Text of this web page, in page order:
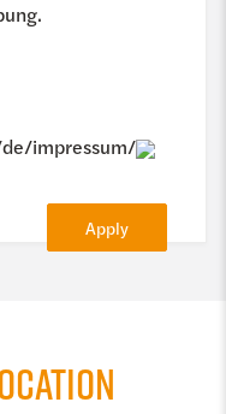
impressum/
Apply